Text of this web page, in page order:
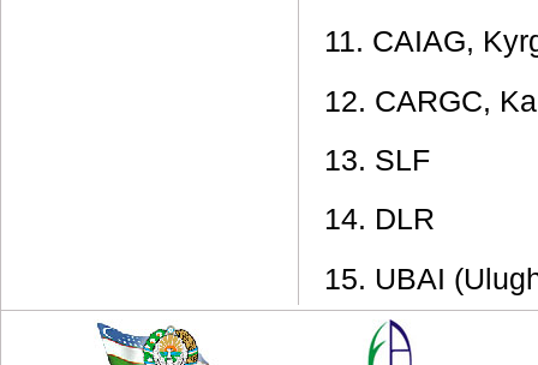
11. CAIAG,
12. CARGC,
13. SLF
14. DLR
15. UBAI